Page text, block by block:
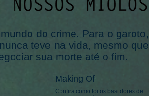
do crime. Para o garoto,
teve na vida, mesmo que
sua morte até o fim.
Making Of
Confira como foi os bastidores de